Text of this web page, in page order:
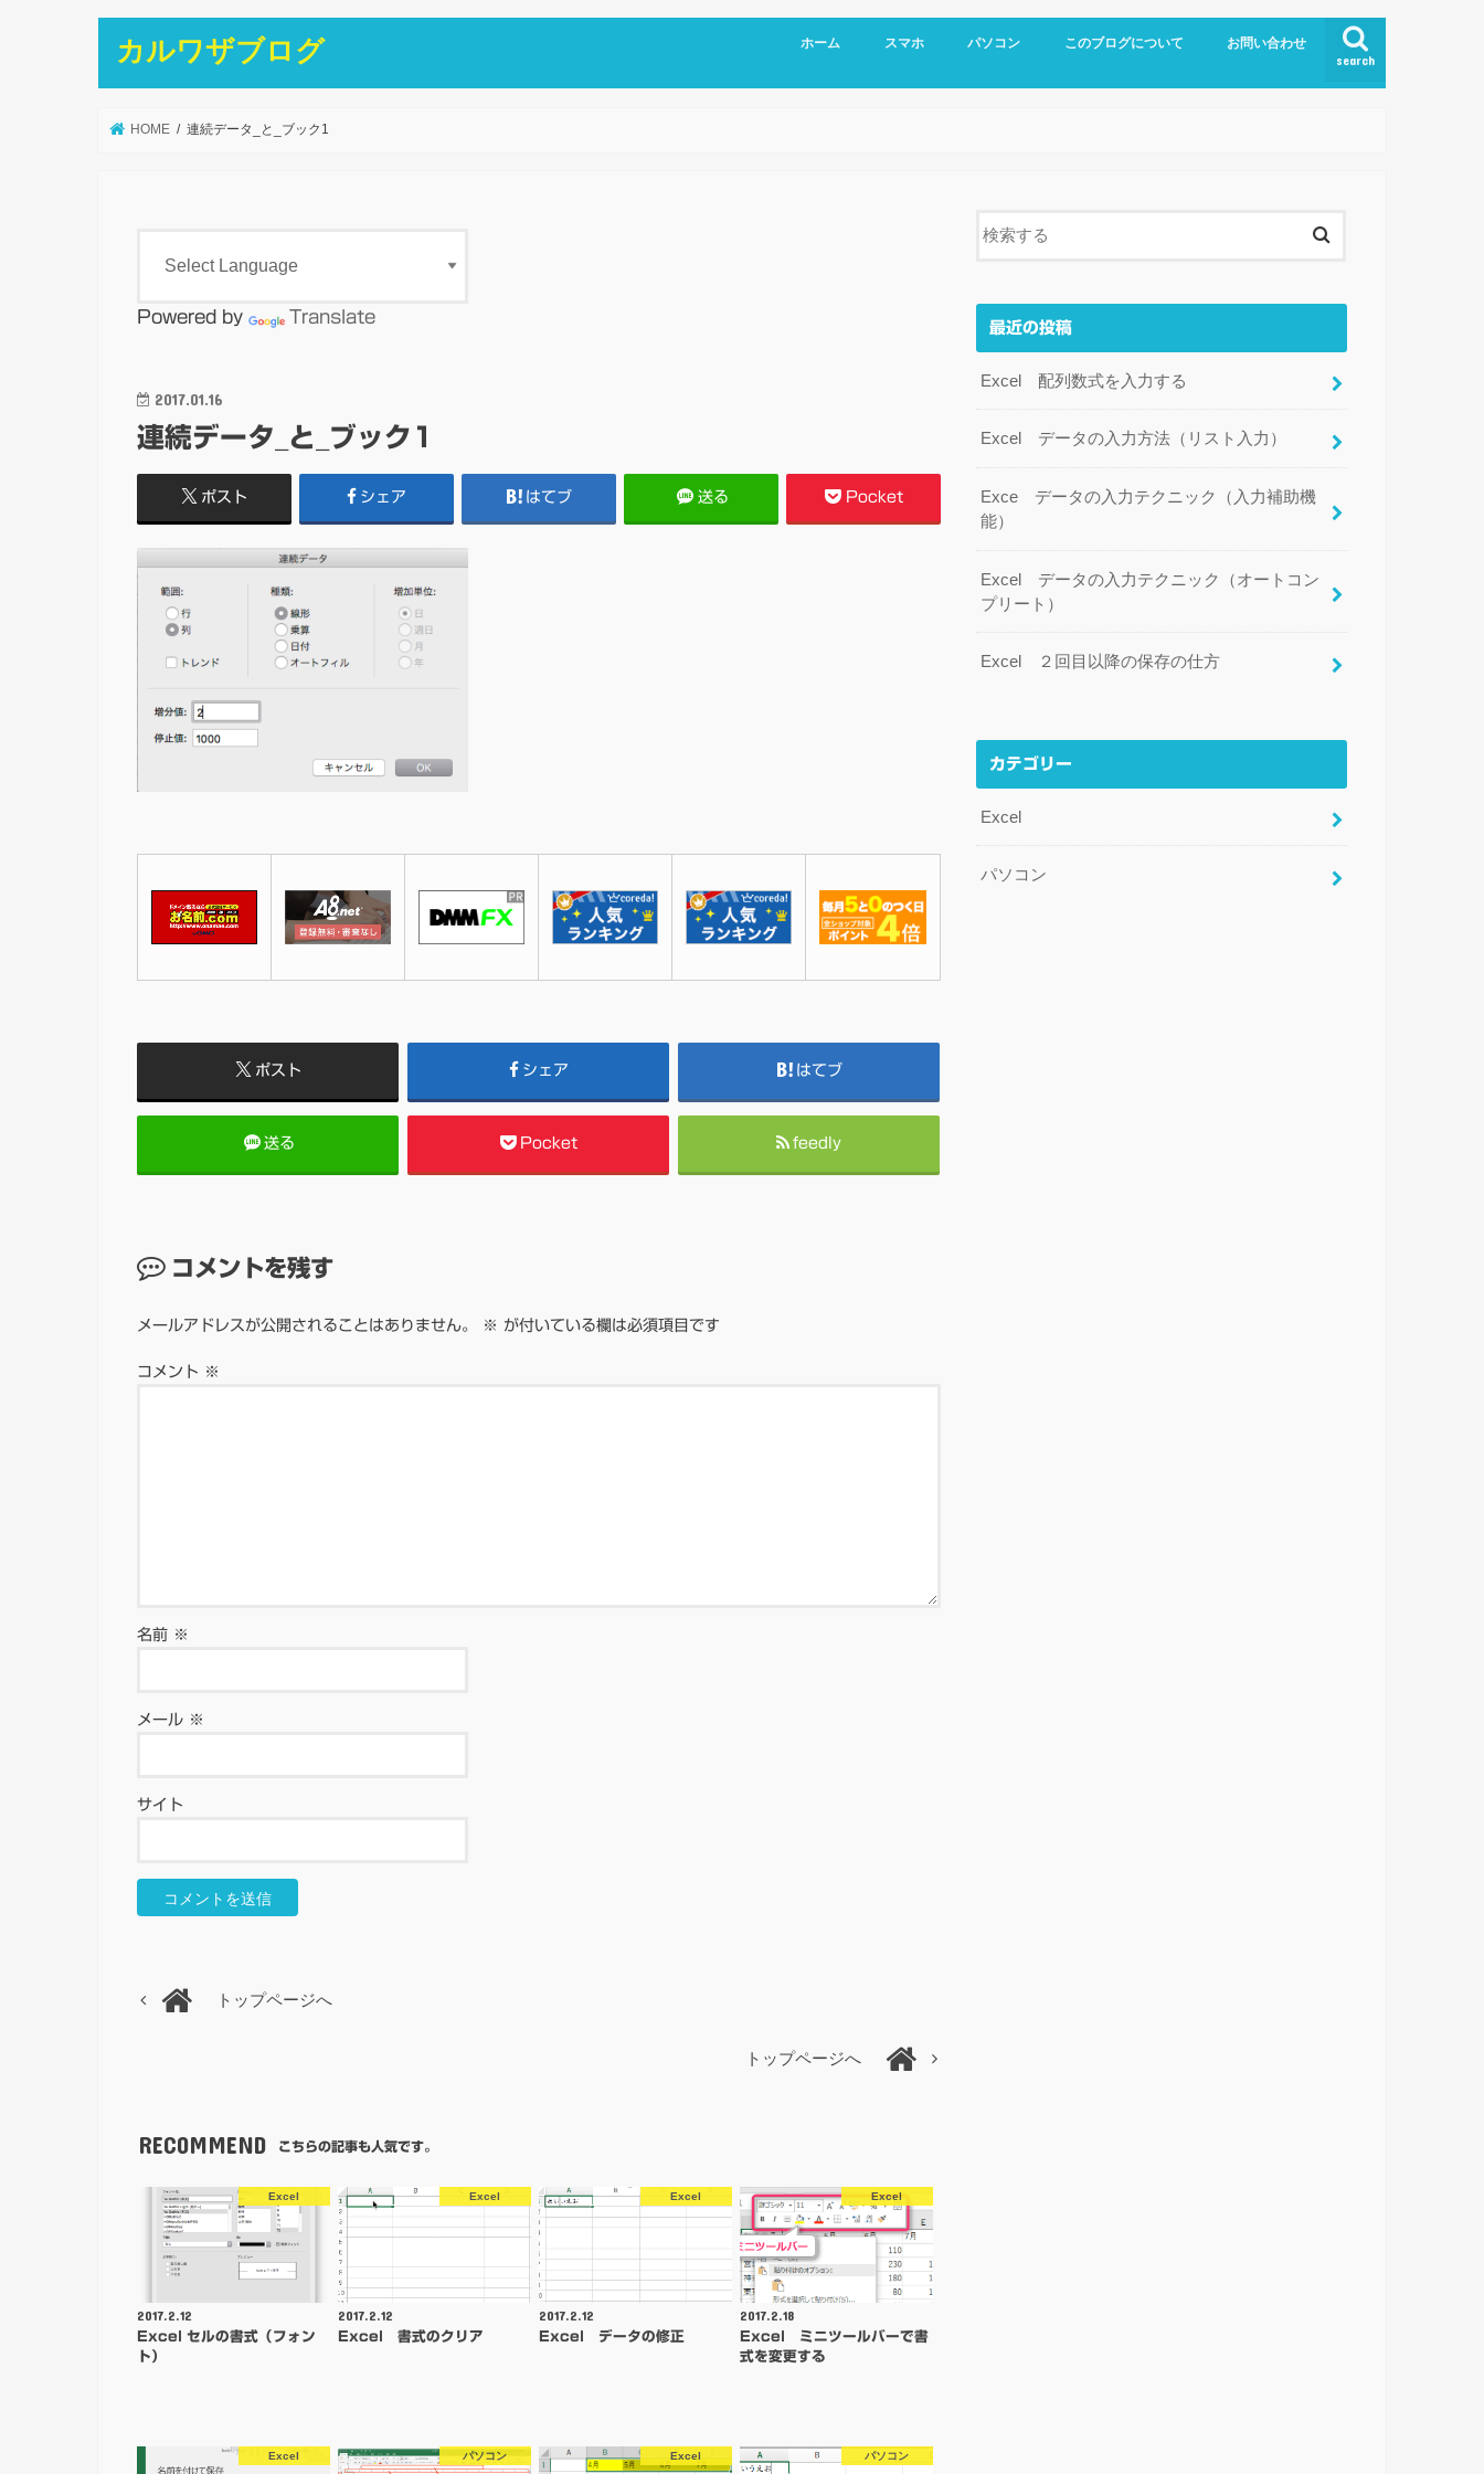
カルワザブログ search
ホーム スマホ パソコン
Excel
このブログについて お問い合わせ
HOME 連続データ_と_ブック1
Powered by Translate
2017.01.16
連続データ_と_ブック1
ポスト シェア はてブ 送る Pocket
ポスト シェア はてブ
送る Pocket feedly
コメントを残す
メールアドレスが公開されることはありません。 ※ が付いている欄は必須項目です
コメント ※
名前 ※
メール ※
サイト
トップページへ
トップページへ
RECOMMEND こちらの記事も人気です。
Excel
2017.2.12
Excel セルの書式（フォン
ト）
Excel
2017.2.12
Excel 書式のクリア
Excel
2017.2.12
Excel データの修正
Excel
2017.2.18
Excel ミニツールバーで書
式を変更する
Excel パソコン Excel パソコン
最近の投稿
Excel 配列数式を入力する
Excel データの入力方法（リスト入力）
Exce データの入力テクニック（入力補助機
能）
Excel データの入力テクニック（オートコン
プリート）
Excel ２回目以降の保存の仕方
カテゴリー
Excel
パソコン